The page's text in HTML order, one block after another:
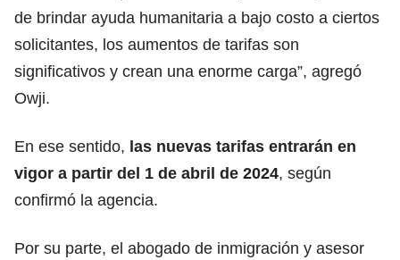
de brindar ayuda humanitaria a bajo costo a ciertos
solicitantes, los aumentos de tarifas son
significativos y crean una enorme carga”, agregó
Owji.
En ese sentido, las nuevas tarifas entrarán en
vigor a partir del 1 de abril de 2024, según
confirmó la agencia.
Por su parte, el abogado de inmigración y asesor